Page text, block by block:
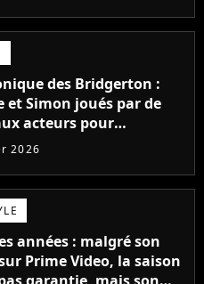
des Bridgerton :
et Simon joués par de
acteurs pour
Phoebe Dynevor et
2026
années : malgré son
Prime Video, la saison